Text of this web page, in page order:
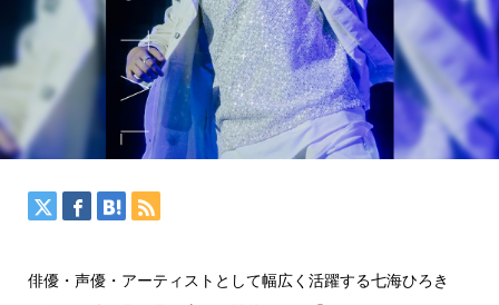
俳優・声優・アーティストとして幅広く活躍する七海ひろき